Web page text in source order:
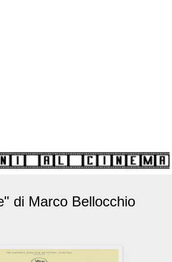
di Marco Bellocchio